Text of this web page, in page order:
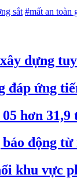
sắt #mất an toàn
dựng
đáp ứng
hơn
động
khu vực